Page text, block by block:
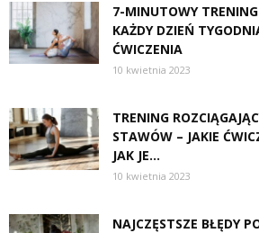
7-MINUTOWY
KAŻDY DZIEŃ
ĆWICZENIA
10 kwietnia 2023
TRENING
STAWÓW – JAKIE
JAK JE...
10 kwietnia 2023
NAJCZĘSTSZE BŁĘDY